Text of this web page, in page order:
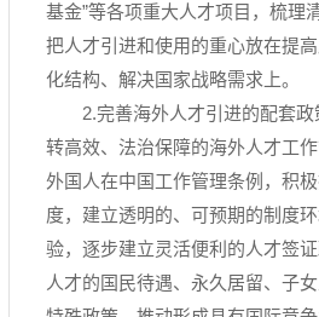
基金”等各项重大人才项目，梳理
把人才引进和使用的重心放在提
化结构、解决国家战略需求上。
2.完善海外人才引进的配套
转高效、法治保障的海外人才工
外国人在中国工作管理条例，积
度，建立透明的、可预期的制度
验，逐步建立灵活便利的人才签
人才的国民待遇、永久居留、子